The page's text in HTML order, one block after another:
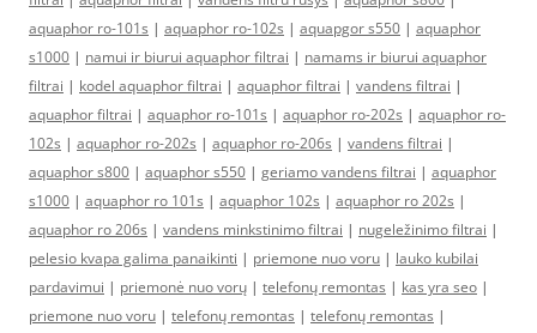
aquaphor ro-101s | aquaphor ro-102s | aquapgor s550 | aquaphor
s1000 | namui ir biurui aquaphor filtrai | namams ir biurui aquaphor
filtrai | kodel aquaphor filtrai | aquaphor filtrai | vandens filtrai |
aquaphor filtrai | aquaphor ro-101s | aquaphor ro-202s | aquaphor ro-
102s | aquaphor ro-202s | aquaphor ro-206s | vandens filtrai |
aquaphor s800 | aquaphor s550 | geriamo vandens filtrai | aquaphor
s1000 | aquaphor ro 101s | aquaphor 102s | aquaphor ro 202s |
aquaphor ro 206s | vandens minkstinimo filtrai | nugeležinimo filtrai |
pelesio kvapa galima panaikinti | priemone nuo voru | lauko kubilai
pardavimui | priemonė nuo vorų | telefonų remontas | kas yra seo |
priemone nuo voru | telefonų remontas | telefonų remontas |